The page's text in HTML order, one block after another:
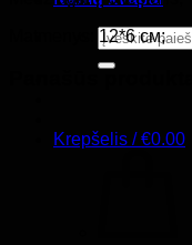
Ieškoti:
Krepšelis /€0.00
Matmenys: 12*6 см;